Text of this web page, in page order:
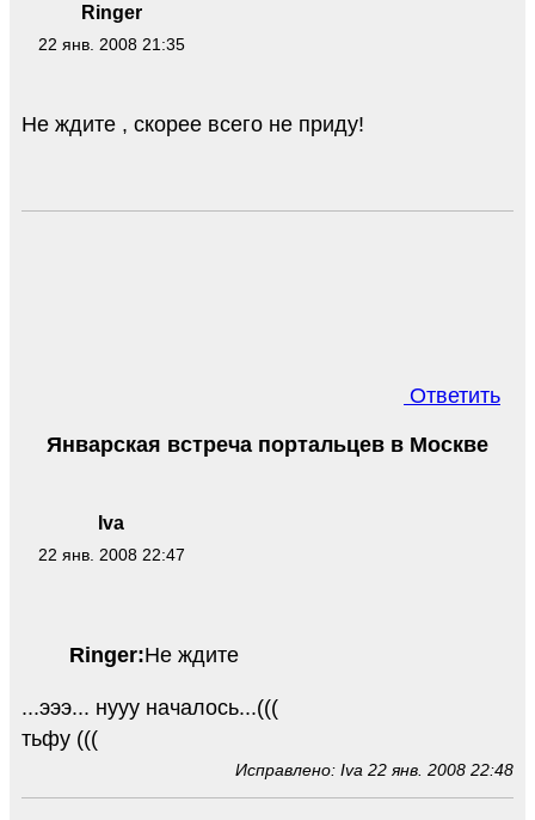
Ringer
22 янв. 2008 21:35
Не ждите , скорее всего не приду!
Ответить
Iva
22 янв. 2008 22:47
Январская встреча портальцев в Москве
Ringer:Не ждите
...эээ... нууу началось...(((
тьфу (((
Исправлено: Iva 22 янв. 2008 22:48